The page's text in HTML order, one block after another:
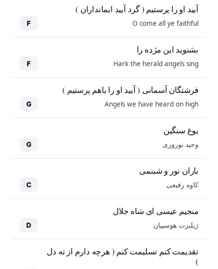
آیید او را پرستیم ( گرد آیید ایمانداران )
O come all ye faithful
F
بشنوید این مژده را
Hark the herald angels sing
F
فرشتگان آسمانی ( آیید او را باهم پرستیم )
Angels we have heard on high
G
یوغ سنگین
وحید نوروزی G
باران نور و شبنمی
کاوه رفیعی C
منجیم عیسی ای شاه جلال
ژیلبرت هوسپیان D
تقدیمت کنم تسلیمت کنم ( هرچه دارم از ته دل
)